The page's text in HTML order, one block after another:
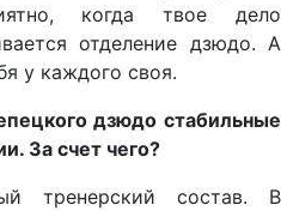
когда твое дело
отделение дзюдо. А
у каждого своя.
дзюдо стабильные
За счет чего?
тренерский состав. В